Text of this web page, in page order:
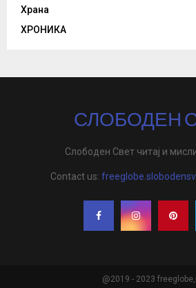
Храна
ХРОНИКА
СЛОБОДЕН
Слободен Свет читај и
Contact us:
@2019 - 2023